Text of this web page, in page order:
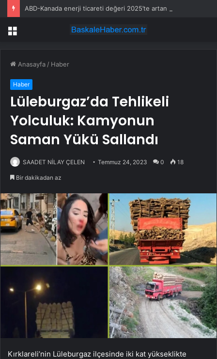
Menü
Anasayfa / Haber
Haber
Lüleburgaz’da Tehlikeli
Yolculuk: Kamyonun
Saman Yükü Sallandı
SAADET NİLAY ÇELEN Temmuz 24, 2023 0 18
Bir dakikadan az
Kırklareli’nin Lüleburgaz ilçesinde iki kat yükseklikte